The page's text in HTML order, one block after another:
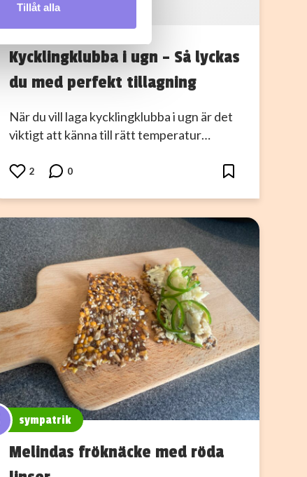
kombinera informationen
Tillåt alla
33alva
Kycklingklubba i ugn – Så lyckas
du med perfekt tillagning
När du vill laga kycklingklubba i ugn är det
viktigt att känna till rätt temperatur…
2 0
sympatrik
Melindas fröknäcke med röda